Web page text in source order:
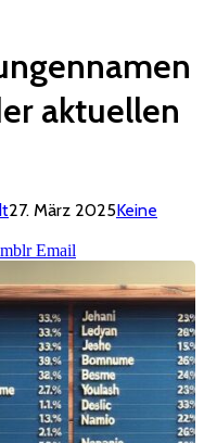
aktuellen
27. März 2025Keine
Email